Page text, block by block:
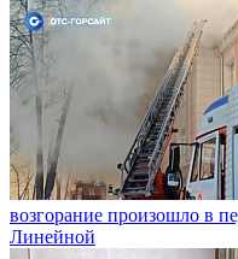
возгорание произошло в
Линейной